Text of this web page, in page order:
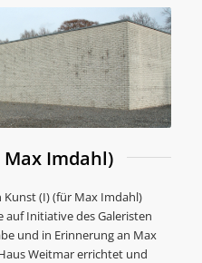
Imdahl)
Kunst (I) (für Max Imdahl)
auf Initiative des Galeristen
und in Erinnerung an Max
Weitmar errichtet und